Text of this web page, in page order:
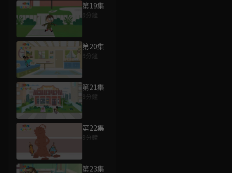
第19集
9分鐘
第20集
9分鐘
第21集
9分鐘
第22集
9分鐘
第23集